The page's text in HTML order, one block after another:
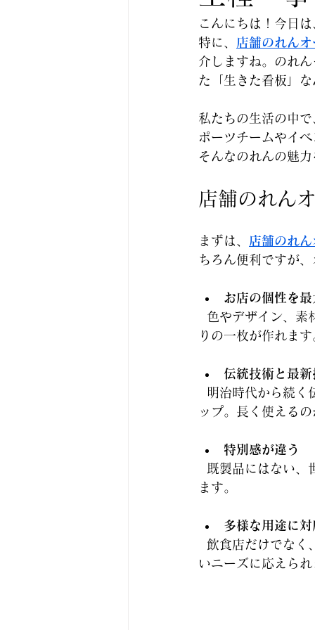
こんにちは！今日
特に、
店舗のれん
介しますね。のれ
た「生きた看板」
私たちの生活の中
ポーツチームやイ
そんなのれんの魅
店舗のれん
まずは、
店舗のれ
ちろん便利ですが
お店の個性を
りの一枚が作れます
伝統技術と最
ップ。長く使える
特別感が違う
ます。
多様な用途に
飲食店だけでなく
いニーズに応えら